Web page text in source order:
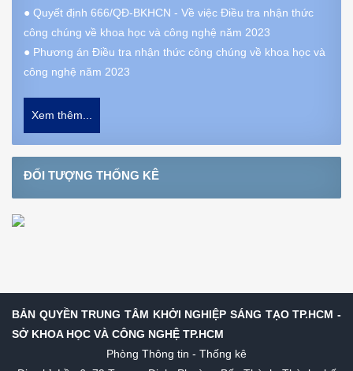
● Quyết định 666/QĐ-BKHCN - Về việc Điều tra nhận thức
công chúng về khoa học và công nghệ năm 2023
● Phương án Điều tra nhận thức công chúng về khoa học và
công nghệ năm 2023
Xem thêm...
ĐỐI TƯỢNG THỐNG KÊ
BẢN QUYỀN TRUNG TÂM KHỞI NGHIỆP SÁNG TẠO TP.HCM -
SỞ KHOA HỌC VÀ CÔNG NGHỆ TP.HCM
Phòng Thông tin - Thống kê